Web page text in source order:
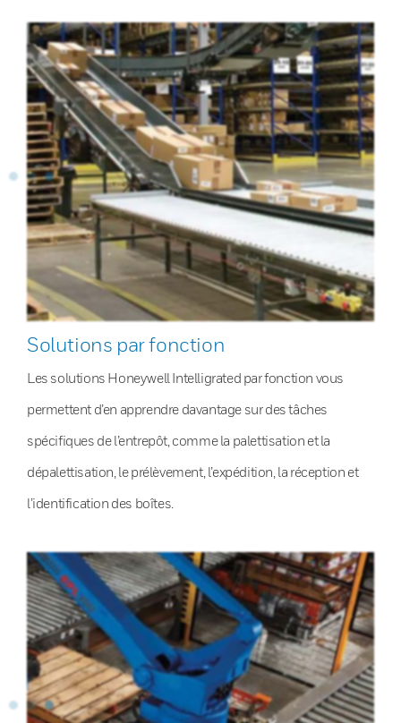
Solutions par fonction
Les solutions Honeywell Intelligrated par fonction vous
permettent d’en apprendre davantage sur des tâches
spécifiques de l’entrepôt, comme la palettisation et la
dépalettisation, le prélèvement, l’expédition, la réception et
l’identification des boîtes.